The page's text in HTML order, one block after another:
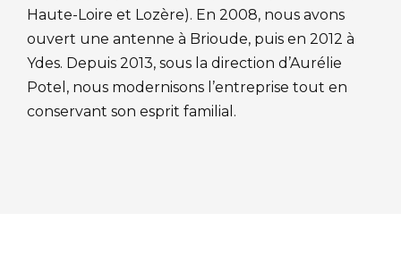
Haute-Loire et Lozère). En 2008, nous avons
ouvert une antenne à Brioude, puis en 2012 à
Ydes. Depuis 2013, sous la direction d’Aurélie
Potel, nous modernisons l’entreprise tout en
conservant son esprit familial.